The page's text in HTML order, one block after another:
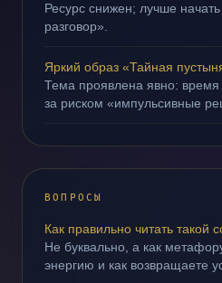
Ресурс снижен; лучше
разговор».
Яркий образ «Тайная
Тема проявлена явно: время
за риском «импульсивные
ВОПРОСЫ
Как правильно читать такой
Не буквально, а как
энергию и как возвращаете